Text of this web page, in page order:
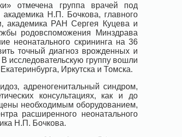
отмечена группа врачей под
академика Н.П. Бочкова, главного
академика РАН Сергея Куцева и
родовспоможения Минздрава
неонатального скрининга на 36
точный диагноз врожденных и
исследовательскую группу вошли
Иркутска и Томска.
адреногенитальный синдром,
консультациях, как и до
необходимым оборудованием,
расширенного неонатального
Н.П. Бочкова.